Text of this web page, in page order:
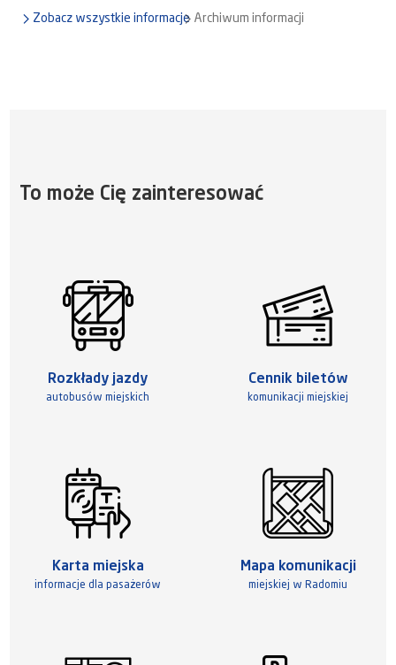
Zobacz wszystkie informacje Archiwum informacji
To może Cię zainteresować
Rozkłady jazdy
autobusów miejskich
Cennik biletów
komunikacji miejskiej
Karta miejska
informacje dla pasażerów
Mapa komunikacji
miejskiej w Radomiu